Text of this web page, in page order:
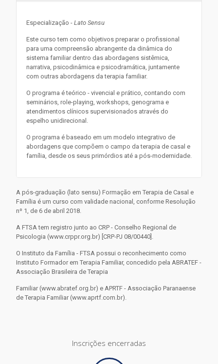
Especialização - Lato Sensu
Este curso tem como objetivos preparar o profissional
para uma compreensão abrangente da dinâmica do
sistema familiar dentro das abordagens sistêmica,
narrativa, psicodinâmica e psicodramática, juntamente
com outras abordagens da terapia familiar.
O programa é teórico - vivencial e prático, contando com
seminários, role-playing, workshops, genograma e
atendimentos clínicos supervisionados através do
espelho unidirecional.
O programa é baseado em um modelo integrativo de
abordagens que compõem o campo da terapia de casal e
família, desde os seus primórdios até a pós-modernidade.
A pós-graduação (lato sensu) Formação em Terapia de Casal e
Família é um curso com validade nacional, conforme Resolução
nº 1, de 6 de abril 2018.
A FTSA tem registro junto ao CRP - Conselho Regional de
Psicologia (www.crppr.org.br) [CRP-PJ 08/00440].
O Instituto da Família - FTSA possui o reconhecimento como
Instituto Formador em Terapia Familiar, concedido pela ABRATEF -
Associação Brasileira de Terapia
Familiar (www.abratef.org.br) e APRTF - Associação Paranaense
de Terapia Familiar (www.aprtf.com.br).
Inscrições encerradas